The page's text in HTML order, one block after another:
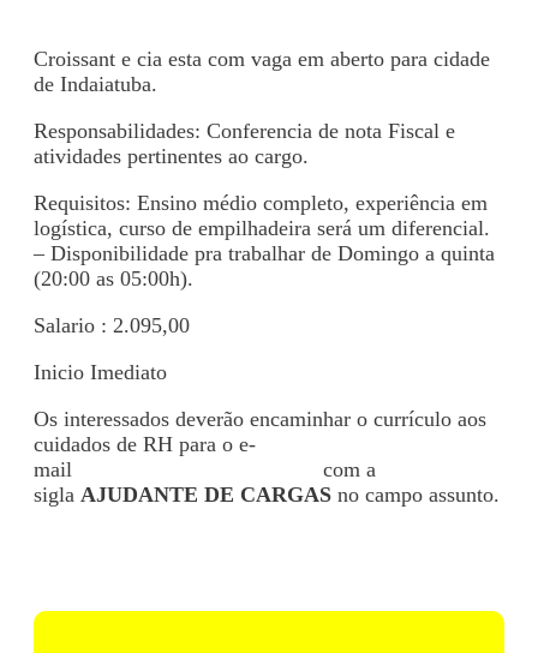
Croissant e cia esta com vaga em aberto para cidade
de Indaiatuba.
Responsabilidades: Conferencia de nota Fiscal e
atividades pertinentes ao cargo.
Requisitos: Ensino médio completo, experiência em
logística, curso de empilhadeira será um diferencial.
– Disponibilidade pra trabalhar de Domingo a quinta
(20:00 as 05:00h).
Salario : 2.095,00
Inicio Imediato
Os interessados deverão encaminhar o currículo aos
cuidados de RH para o e-
mail
com a
sigla AJUDANTE DE CARGAS no campo assunto.